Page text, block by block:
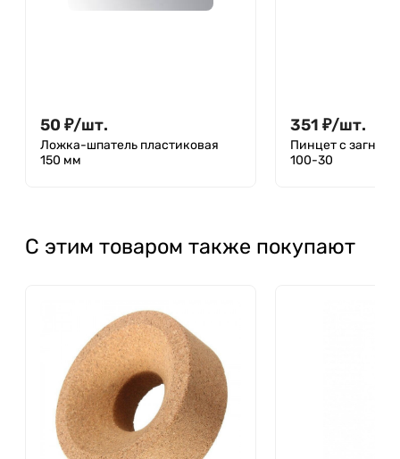
50 ₽/шт.
Ложка-шпатель пластиковая
150 мм
351 ₽/шт.
Пинцет с
100-30
С этим товаром также покупают